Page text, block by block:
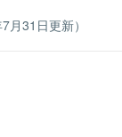
31日更新）